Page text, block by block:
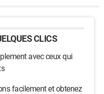
CLICS
avec ceux qui
facilement et obtenez